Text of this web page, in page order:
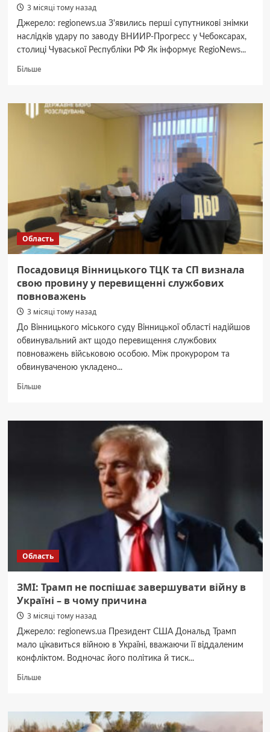
3 місяці тому назад
Джерело: regionews.ua З'явились перші супутникові знімки
наслідків удару по заводу ВНИИР-Прогресс у Чебоксарах,
столиці Чуваської Республіки РФ Як інформує RegioNews...
БільшеДокладніше
у
Чебоксарах
Область
Посадовиця Вінницького ТЦК та СП визнала
свою провину у перевищенні службових
повноважень
3 місяці тому назад
До Вінницького міського суду Вінницької області надійшов
обвинувальний акт щодо перевищення службових
повноважень військовою особою. Між прокурором та
обвинуваченою укладено...
БільшеДокладніше
Вінницького
службових
Область
ЗМІ: Трамп не поспішає завершувати війну в
Україні – в чому причина
3 місяці тому назад
Джерело: regionews.ua Президент США Дональд Трамп
мало цікавиться війною в Україні, вважаючи її віддаленим
конфліктом. Водночас його політика й тиск...
БільшеДокладніше
Трамп